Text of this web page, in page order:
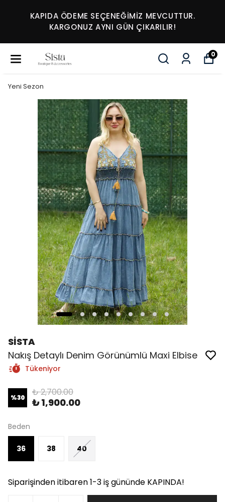
KAPIDA ÖDEME SEÇENEĞİMİZ MEVCUTTUR.
KARGONUZ AYNI GÜN ÇIKARILIR!
0
Yeni Sezon
SİSTA
Nakış Detaylı Denim Görünümlü Maxi Elbise
Tükeniyor
%30 ₺ 2,700.00
₺ 1,900.00
Beden
36 38 40
Siparişinden itibaren 1-3 iş gününde KAPINDA!